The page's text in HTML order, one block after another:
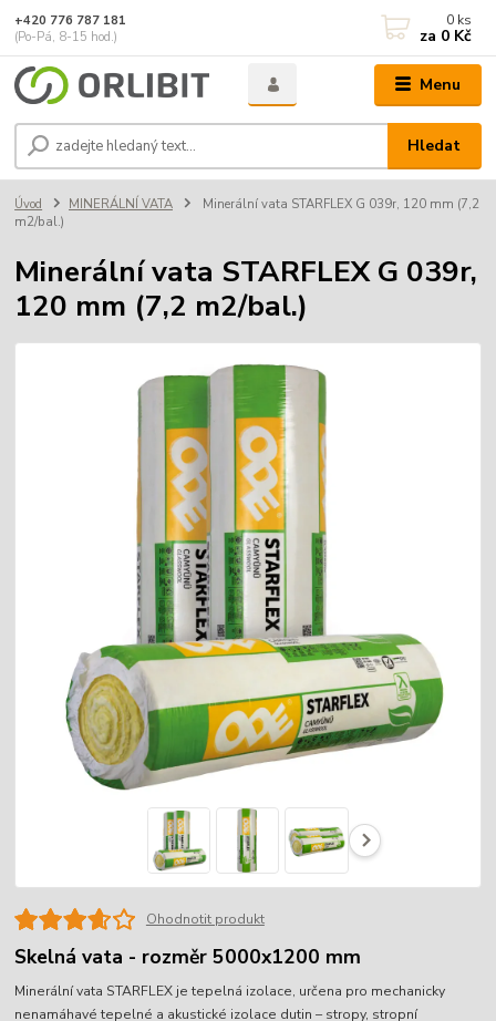
Menu
Hledat
+420 776 787 181
(Po-Pá, 8-15 hod.)
0 ks
za 0 Kč
Úvod MINERÁLNÍ VATA
Minerální vata STARFLEX G 039r, 120 mm (7,2
m2/bal.)
Minerální vata STARFLEX G 039r,
120 mm (7,2 m2/bal.)
Ohodnotit produkt
Skelná vata - rozměr 5000x1200 mm
Minerální vata STARFLEX je tepelná izolace, určena pro mechanicky
nenamáhavé tepelné a akustické izolace dutin – stropy, stropní